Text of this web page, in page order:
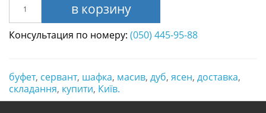
в корзину
Консультация по номеру: (050) 445-95-88
буфет, сервант, шафка, масив, дуб, ясен, доставка,
складання, купити, Київ.